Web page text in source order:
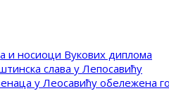
и носиоци Вукових диплома
слава у Лепосавићу
у Леосавићу обележена